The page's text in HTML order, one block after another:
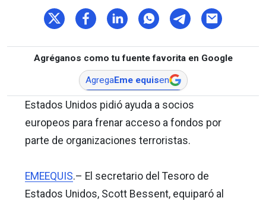
Agréganos como tu fuente favorita en Google
AgregaEme equisen
Estados Unidos pidió ayuda a socios
europeos para frenar acceso a fondos por
parte de organizaciones terroristas.
EMEEQUIS.– El secretario del Tesoro de
Estados Unidos, Scott Bessent, equiparó al